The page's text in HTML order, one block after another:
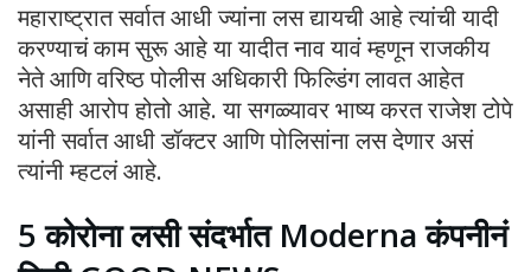
महाराष्ट्रात सर्वात आधी ज्यांना लस द्यायची आहे त्यांची यादी
करण्याचं काम सुरू आहे या यादीत नाव यावं म्हणून राजकीय
नेते आणि वरिष्ठ पोलीस अधिकारी फिल्डिंग लावत आहेत
असाही आरोप होतो आहे. या सगळ्यावर भाष्य करत राजेश टोपे
यांनी सर्वात आधी डॉक्टर आणि पोलिसांना लस देणार असं
त्यांनी म्हटलं आहे.
5 कोरोना लसी संदर्भात Moderna कंपनीनं